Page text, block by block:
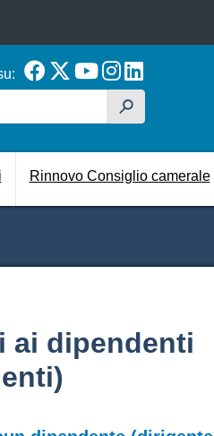
h
Rinnovo Consiglio camerale
ai dipendenti